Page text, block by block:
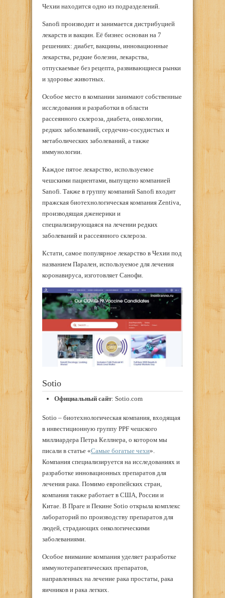
Чехии находится одно из подразделений.
Sanofi производит и занимается дистрибуцией
лекарств и вакцин. Её бизнес основан на 7
решениях: диабет, вакцины, инновационные
лекарства, редкие болезни, лекарства,
отпускаемые без рецепта, развивающиеся рынки
и здоровье животных.
Особое место в компании занимают собственные
исследования и разработки в области
рассеянного склероза, диабета, онкологии,
редких заболеваний, сердечно-сосудистых и
метаболических заболеваний, а также
иммунологии.
Каждое пятое лекарство, используемое
чешскими пациентами, выпущено компанией
Sanofi. Также в группу компаний Sanofi входит
пражская биотехнологическая компания Zentiva,
производящая дженерики и
специализирующаяся на лечении редких
заболеваний и рассеянного склероза.
Кстати, самое популярное лекарство в Чехии под
названием Парален, используемое для лечения
коронавируса, изготовляет Санофи.
Sotio
Официальный сайт: Sotio.com
Sotio – биотехнологическая компания, входящая
в инвестиционную группу PPF чешского
миллиардера Петра Келлнера, о котором мы
писали в статье «Самые богатые чехи».
Компания специализируется на исследованиях и
разработке инновационных препаратов для
лечения рака. Помимо европейских стран,
компания также работает в США, России и
Китае. В Праге и Пекине Sotio открыла комплекс
лабораторий по производству препаратов для
людей, страдающих онкологическими
заболеваниями.
Особое внимание компания уделяет разработке
иммунотерапевтических препаратов,
направленных на лечение рака простаты, рака
яичников и рака легких.